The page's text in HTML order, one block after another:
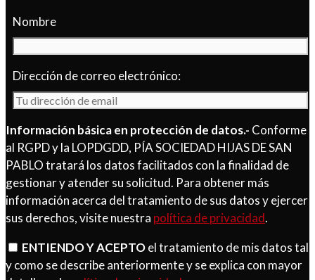
Nombre
Dirección de correo electrónico:
Información básica en protección de datos.- Conforme
al RGPD y la LOPDGDD, PÍA SOCIEDAD HIJAS DE SAN
PABLO tratará los datos facilitados con la finalidad de
gestionar y atender su solicitud. Para obtener más
información acerca del tratamiento de sus datos y ejercer
sus derechos, visite nuestra política de privacidad.
ENTIENDO Y ACEPTOel tratamiento de mis datos tal
y como se describe anteriormente y se explica con mayor